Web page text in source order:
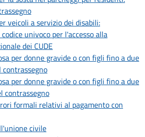
veicoli a servizio dei disabili:
univoco per l'accesso alla
dei CUDE
per donne gravide o con figli fino a due
per donne gravide o con figli fino a due
contrassegno
formali relativi al pagamento con
civile